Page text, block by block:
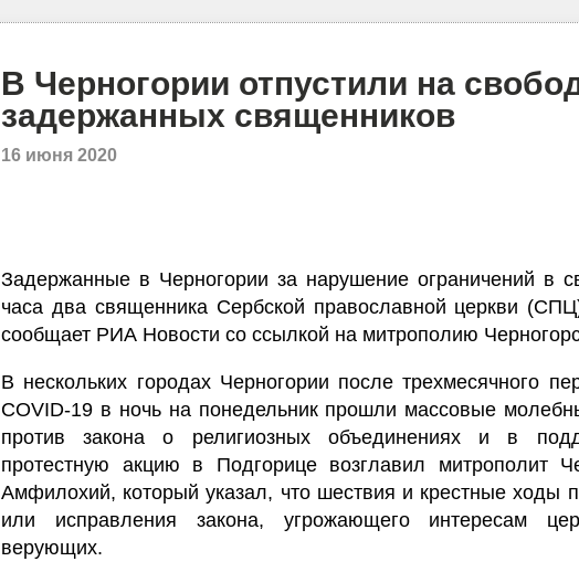
В Черногории отпустили на
задержанных священников
16 июня 2020
Задержанные в Черногории за нарушение ограничений в
часа два священника Сербской православной церкви
сообщает РИА Новости со ссылкой на митрополию
В нескольких городах Черногории после трехмесячного
COVID-19 в ночь на понедельник прошли массовые
против закона о религиозных объединениях и в
протестную акцию в Подгорице возглавил митрополит
Амфилохий, который указал, что шествия и крестные ходы
или исправления закона, угрожающего интересам
верующих.